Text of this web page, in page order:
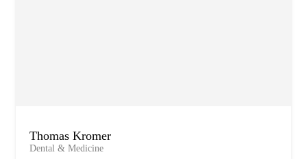
Thomas Kromer
Dental & Medicine